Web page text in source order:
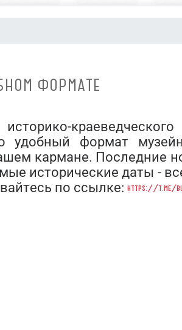
ФОРМАТЕ
удобный формат
кармане. Последние
исторические даты -
по ссылке: https://t.me/